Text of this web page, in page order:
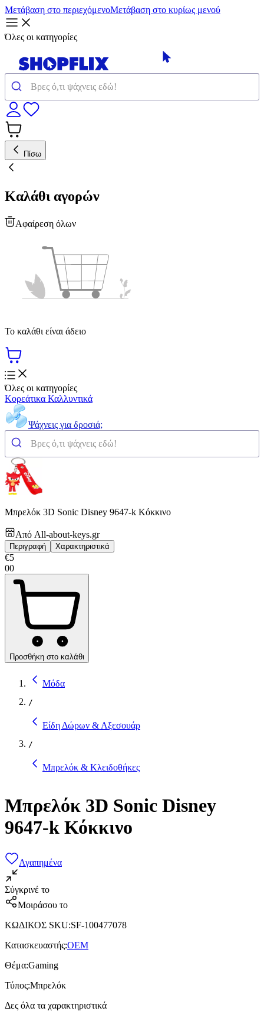
Μετάβαση στο περιεχόμενοΜετάβαση στο κυρίως μενού
Όλες οι κατηγορίες
Πίσω
Καλάθι αγορών
Αφαίρεση όλων
Το καλάθι είναι άδειο
Όλες οι κατηγορίες
Κορεάτικα Καλλυντικά
Ψάχνεις για δροσιά;
Μπρελόκ 3D Sonic Disney 9647-k Κόκκινο
Από All-about-keys.gr
Περιγραφή Χαρακτηριστικά
€5
00
Προσθήκη στο καλάθι
Μόδα
/
Είδη Δώρων & Αξεσουάρ
/
Μπρελόκ & Κλειδοθήκες
Μπρελόκ 3D Sonic Disney
9647-k Κόκκινο
Αγαπημένα
Σύγκρινέ το
Μοιράσου το
ΚΩΔΙΚΟΣ SKU:SF-100477078
Κατασκευαστής:OEM
Θέμα:Gaming
Τύπος:Μπρελόκ
Δες όλα τα χαρακτηριστικά